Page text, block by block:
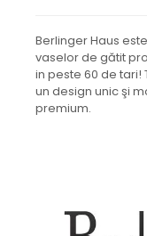
Berlinger Haus
vaselor de gătit
in peste 60 de tari!
un design unic şi
premium.